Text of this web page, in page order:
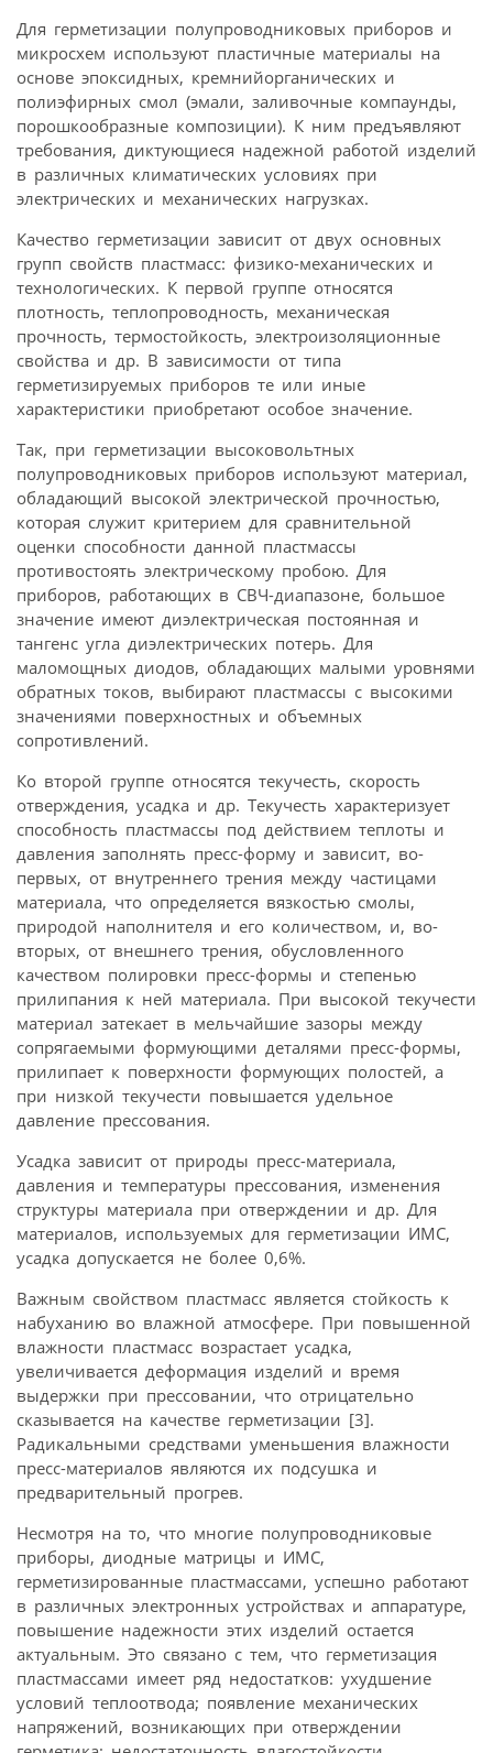
Для герметизации полупроводниковых приборов и
микросхем используют пластичные материалы на
основе эпоксидных, кремнийорганических и
полиэфирных смол (эмали, заливочные компаунды,
порошкообразные композиции). К ним предъявляют
требования, диктующиеся надежной работой изделий
в различных климатических условиях при
электрических и механических нагрузках.
Качество герметизации зависит от двух основных
групп свойств пластмасс: физико-механических и
технологических. К первой группе относятся
плотность, теплопроводность, механическая
прочность, термостойкость, электроизоляционные
свойства и др. В зависимости от типа
герметизируемых приборов те или иные
характеристики приобретают особое значение.
Так, при герметизации высоковольтных
полупроводниковых приборов используют материал,
обладающий высокой электрической прочностью,
которая служит критерием для сравнительной
оценки способности данной пластмассы
противостоять электрическому пробою. Для
приборов, работающих в СВЧ-диапазоне, большое
значение имеют диэлектрическая постоянная и
тангенс угла диэлектрических потерь. Для
маломощных диодов, обладающих малыми уровнями
обратных токов, выбирают пластмассы с высокими
значениями поверхностных и объемных
сопротивлений.
Ко второй группе относятся текучесть, скорость
отверждения, усадка и др. Текучесть характеризует
способность пластмассы под действием теплоты и
давления заполнять пресс-форму и зависит, во-
первых, от внутреннего трения между частицами
материала, что определяется вязкостью смолы,
природой наполнителя и его количеством, и, во-
вторых, от внешнего трения, обусловленного
качеством полировки пресс-формы и степенью
прилипания к ней материала. При высокой текучести
материал затекает в мельчайшие зазоры между
сопрягаемыми формующими деталями пресс-формы,
прилипает к поверхности формующих полостей, а
при низкой текучести повышается удельное
давление прессования.
Усадка зависит от природы пресс-материала,
давления и температуры прессования, изменения
структуры материала при отверждении и др. Для
материалов, используемых для герметизации ИМС,
усадка допускается не более 0,6%.
Важным свойством пластмасс является стойкость к
набуханию во влажной атмосфере. При повышенной
влажности пластмасс возрастает усадка,
увеличивается деформация изделий и время
выдержки при прессовании, что отрицательно
сказывается на качестве герметизации [3].
Радикальными средствами уменьшения влажности
пресс-материалов являются их подсушка и
предварительный прогрев.
Несмотря на то, что многие полупроводниковые
приборы, диодные матрицы и ИМС,
герметизированные пластмассами, успешно работают
в различных электронных устройствах и аппаратуре,
повышение надежности этих изделий остается
актуальным. Это связано с тем, что герметизация
пластмассами имеет ряд недостатков: ухудшение
условий теплоотвода; появление механических
напряжений, возникающих при отверждении